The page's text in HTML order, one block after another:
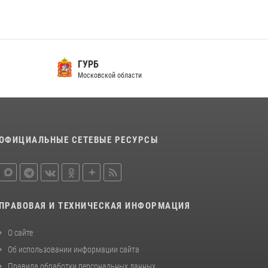
В подмосковном главке Росгвардии выявили
в преодолении полосы препятствий со
ГУРБ
Московской области
СЕТЕВЫЕ РЕСУРСЫ
ПРАВОВАЯ И ТЕХНИЧЕСКАЯ ИНФОРМАЦИЯ
О сайте
Об использовании информации сайта